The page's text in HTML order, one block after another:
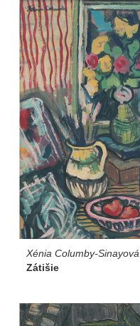
Xénia Columby-Sinayová
Zátišie